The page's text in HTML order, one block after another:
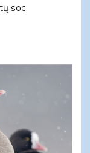
soc.